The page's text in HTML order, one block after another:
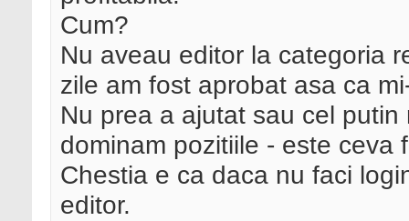
Cum?
Nu aveau editor la categoria
zile am fost aprobat asa ca
Nu prea a ajutat sau cel
dominam pozitiile - este ceva
Chestia e ca daca nu faci
editor.